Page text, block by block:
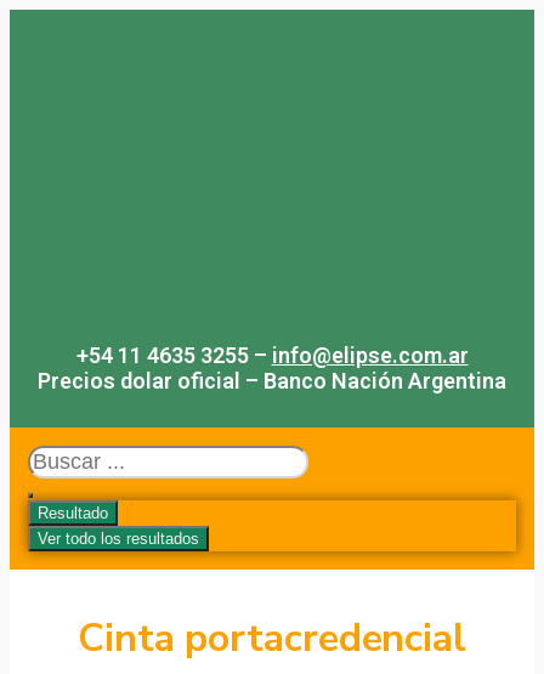
+54 11 4635 3255 – info@elipse.com.ar
Precios dolar oficial – Banco Nación Argentina
Search
...
Resultado
Ver todo los resultados
Cinta portacredencial